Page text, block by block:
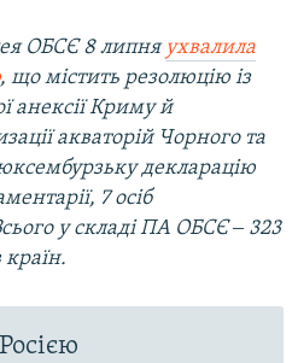
ОБСЄ 8 липня ухвалила
, що містить резолюцію із
анексії Криму й
акваторій Чорного та
декларацію
7 осіб
у складі ПА ОБСЄ ‒ 323